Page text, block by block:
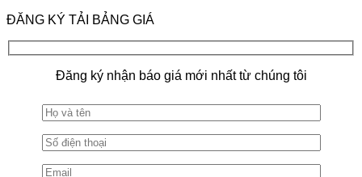
ĐĂNG KÝ TẢI BẢNG GIÁ
Đăng ký nhận báo giá mới nhất từ chúng tôi